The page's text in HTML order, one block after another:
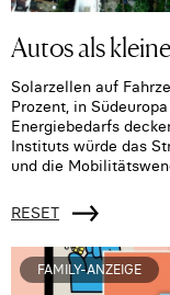
Autos als
Solarzellen auf
Prozent, in
Energiebedarfs
Instituts würde das
und die
RESET
FAMILY-ANZEIGE